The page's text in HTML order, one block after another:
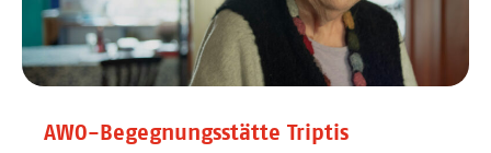
AWO-Begegnungsstätte Triptis